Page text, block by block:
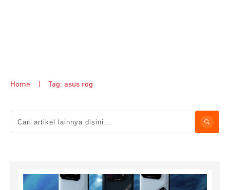
Home Tag: asus rog